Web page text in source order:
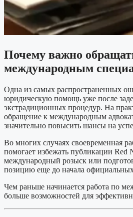
Почему важно
международным
Одна из самых распространенных
юридическую помощь уже после
экстрадиционных процедур. На
обращение к международным
значительно повысить шансы на
Во многих случаях своевременная
помогает избежать публикации Red
международный розыск или
позицию еще до начала
Чем раньше начинается работа по
больше возможностей для